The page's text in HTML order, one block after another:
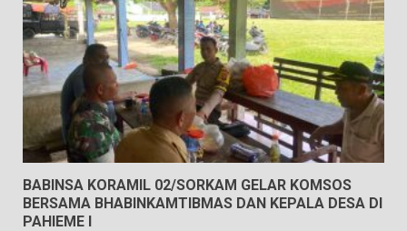
BABINSA KORAMIL 02/SORKAM GELAR KOMSOS
BERSAMA BHABINKAMTIBMAS DAN KEPALA DESA DI
PAHIEME I